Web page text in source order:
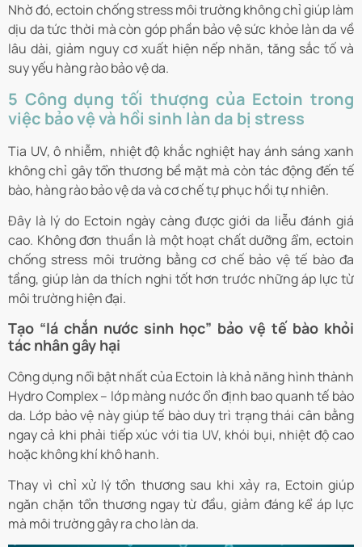
Nhờ đó, ectoin chống stress môi trường không chỉ giúp làm
dịu da tức thời mà còn góp phần bảo vệ sức khỏe làn da về
lâu dài, giảm nguy cơ xuất hiện nếp nhăn, tăng sắc tố và
suy yếu hàng rào bảo vệ da.
5 Công dụng tối thượng của Ectoin trong
việc bảo vệ và hồi sinh làn da bị stress
Tia UV, ô nhiễm, nhiệt độ khắc nghiệt hay ánh sáng xanh
không chỉ gây tổn thương bề mặt mà còn tác động đến tế
bào, hàng rào bảo vệ da và cơ chế tự phục hồi tự nhiên.
Đây là lý do Ectoin ngày càng được giới da liễu đánh giá
cao. Không đơn thuần là một hoạt chất dưỡng ẩm, ectoin
chống stress môi trường bằng cơ chế bảo vệ tế bào đa
tầng, giúp làn da thích nghi tốt hơn trước những áp lực từ
môi trường hiện đại.
Tạo “lá chắn nước sinh học” bảo vệ tế bào khỏi
tác nhân gây hại
Công dụng nổi bật nhất của Ectoin là khả năng hình thành
Hydro Complex – lớp màng nước ổn định bao quanh tế bào
da. Lớp bảo vệ này giúp tế bào duy trì trạng thái cân bằng
ngay cả khi phải tiếp xúc với tia UV, khói bụi, nhiệt độ cao
hoặc không khí khô hanh.
Thay vì chỉ xử lý tổn thương sau khi xảy ra, Ectoin giúp
ngăn chặn tổn thương ngay từ đầu, giảm đáng kể áp lực
mà môi trường gây ra cho làn da.